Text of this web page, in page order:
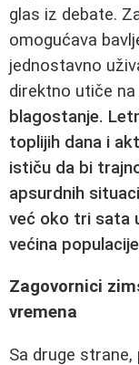
glas iz debate.
omogućava
jednostavno
direktno utiče na
blagostanje.
toplijih dana i
ističu da bi
apsurdnih
već oko tri sata
većina
Zagovornici
vremena
Sa druge